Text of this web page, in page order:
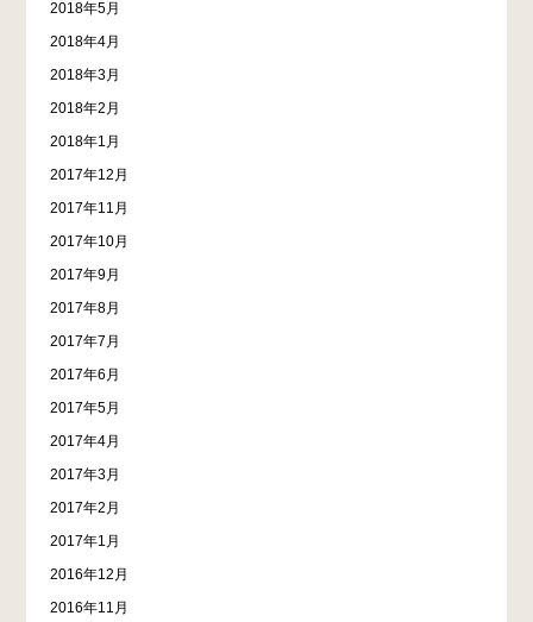
2018年5月
2018年4月
2018年3月
2018年2月
2018年1月
2017年12月
2017年11月
2017年10月
2017年9月
2017年8月
2017年7月
2017年6月
2017年5月
2017年4月
2017年3月
2017年2月
2017年1月
2016年12月
2016年11月